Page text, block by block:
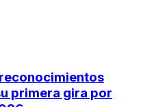
primera gira por